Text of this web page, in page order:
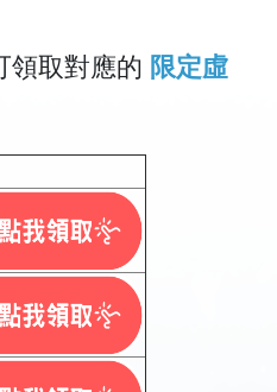
領取對應的 限定虛